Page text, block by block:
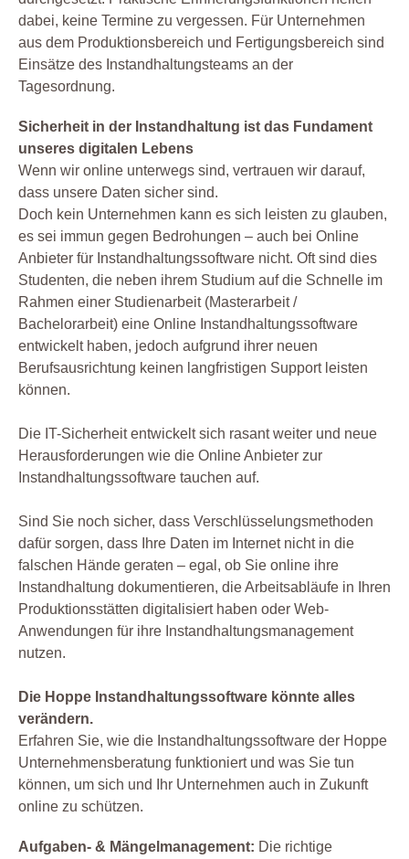
dabei, keine Termine zu vergessen. Für Unternehmen
aus dem Produktionsbereich und Fertigungsbereich sind
Einsätze des Instandhaltungsteams an der
Tagesordnung.
Sicherheit in der Instandhaltung ist das Fundament
unseres digitalen Lebens
Wenn wir online unterwegs sind, vertrauen wir darauf,
dass unsere Daten sicher sind.
Doch kein Unternehmen kann es sich leisten zu glauben,
es sei immun gegen Bedrohungen – auch bei Online
Anbieter für Instandhaltungssoftware nicht. Oft sind dies
Studenten, die neben ihrem Studium auf die Schnelle im
Rahmen einer Studienarbeit (Masterarbeit /
Bachelorarbeit) eine Online Instandhaltungssoftware
entwickelt haben, jedoch aufgrund ihrer neuen
Berufsausrichtung keinen langfristigen Support leisten
können.
Die IT-Sicherheit entwickelt sich rasant weiter und neue
Herausforderungen wie die Online Anbieter zur
Instandhaltungssoftware tauchen auf.
Sind Sie noch sicher, dass Verschlüsselungsmethoden
dafür sorgen, dass Ihre Daten im Internet nicht in die
falschen Hände geraten – egal, ob Sie online ihre
Instandhaltung dokumentieren, die Arbeitsabläufe in Ihren
Produktionsstätten digitalisiert haben oder Web-
Anwendungen für ihre Instandhaltungsmanagement
nutzen.
Die Hoppe Instandhaltungssoftware könnte alles
verändern.
Erfahren Sie, wie die Instandhaltungssoftware der Hoppe
Unternehmensberatung funktioniert und was Sie tun
können, um sich und Ihr Unternehmen auch in Zukunft
online zu schützen.
Aufgaben- & Mängelmanagement: Die richtige